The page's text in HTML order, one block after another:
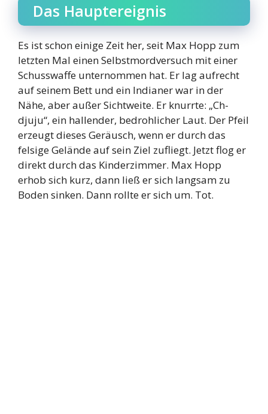
Das Hauptereignis
Es ist schon einige Zeit her, seit Max Hopp zum
letzten Mal einen Selbstmordversuch mit einer
Schusswaffe unternommen hat. Er lag aufrecht
auf seinem Bett und ein Indianer war in der
Nähe, aber außer Sichtweite. Er knurrte: „Ch-
djuju“, ein hallender, bedrohlicher Laut. Der Pfeil
erzeugt dieses Geräusch, wenn er durch das
felsige Gelände auf sein Ziel zufliegt. Jetzt flog er
direkt durch das Kinderzimmer. Max Hopp
erhob sich kurz, dann ließ er sich langsam zu
Boden sinken. Dann rollte er sich um. Tot.